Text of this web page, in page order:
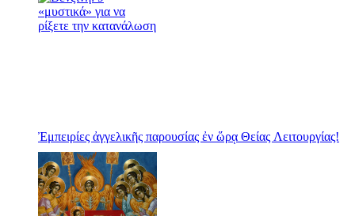
Ἐμπειρίες ἀγγελικῆς παρουσίας ἐν ὥρᾳ Θείας Λειτουργίας!